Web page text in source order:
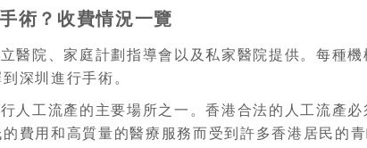
術？收費情況一覽
醫院、家庭計劃指導會以及私家醫院提供。每種
深圳進行手術。
人工流產的主要場所之一。香港合法的人工流產
費用和高質量的醫療服務而受到許多香港居民的